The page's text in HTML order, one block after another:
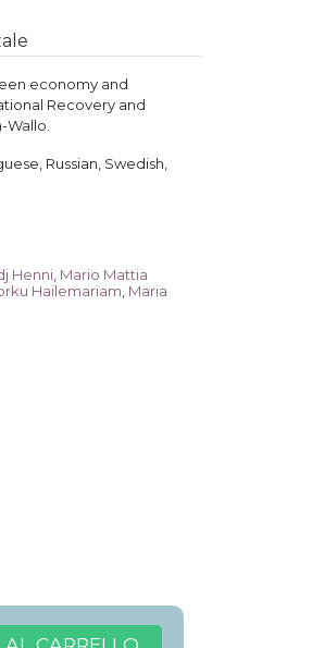
economy and
Recovery and
Russian, Swedish,
Henni Mario Mattia
Hailemariam Maria